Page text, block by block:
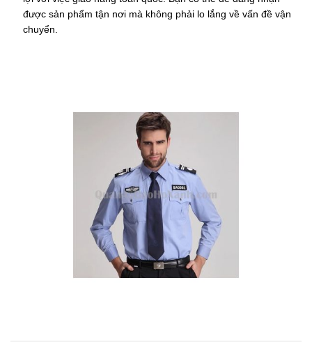
được sản phẩm tận nơi mà không phải lo lắng về vấn đề vận
chuyển.